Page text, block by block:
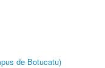
de Botucatu)